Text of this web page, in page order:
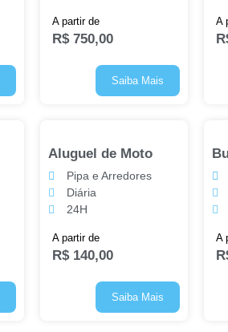
A partir de
R$750,00
Saiba Mais
A
Aluguel de Moto
Pipa e Arredores
Diária
24H
A partir de
R$140,00
Saiba Mais
A